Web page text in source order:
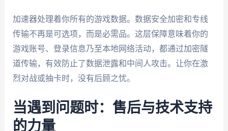
加速器处理着你所有的游戏数据。数据安全加密和专线
传输不再是可选项，而是必需品。这层保障意味着你的
游戏账号、登录信息乃至本地网络活动，都通过加密隧
道传输，有效防止了数据泄露和中间人攻击。让你在激
烈对战或抽卡时，没有后顾之忧。
当遇到问题时：售后与技术支持
的力量